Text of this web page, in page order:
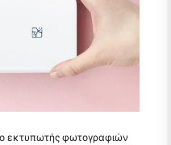
ο εκτυπωτής φωτογραφιών